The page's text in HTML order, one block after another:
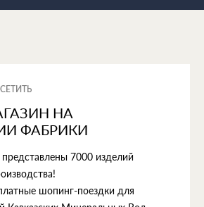
НА
ФАБРИКИ
7000 изделий
шопинг-поездки для